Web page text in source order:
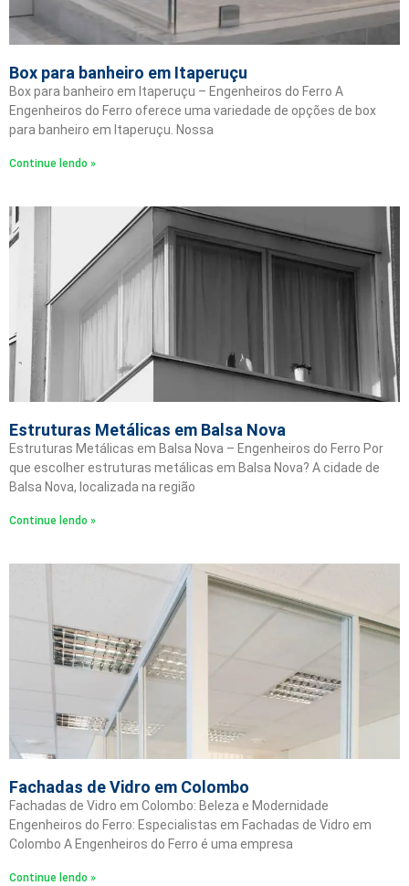
Box para banheiro em Itaperuçu
Box para banheiro em Itaperuçu – Engenheiros do Ferro A
Engenheiros do Ferro oferece uma variedade de opções de box
para banheiro em Itaperuçu. Nossa
Continue lendo »
Estruturas Metálicas em Balsa Nova
Estruturas Metálicas em Balsa Nova – Engenheiros do Ferro Por
que escolher estruturas metálicas em Balsa Nova? A cidade de
Balsa Nova, localizada na região
Continue lendo »
Fachadas de Vidro em Colombo
Fachadas de Vidro em Colombo: Beleza e Modernidade
Engenheiros do Ferro: Especialistas em Fachadas de Vidro em
Colombo A Engenheiros do Ferro é uma empresa
Continue lendo »